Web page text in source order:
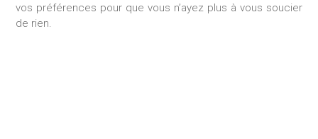
vos préférences pour que vous n’ayez plus à vous soucier
de rien.